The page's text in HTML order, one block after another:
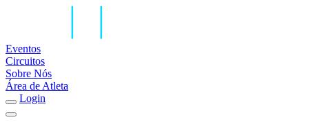
Eventos
Circuitos
Sobre Nós
Área de Atleta
Login